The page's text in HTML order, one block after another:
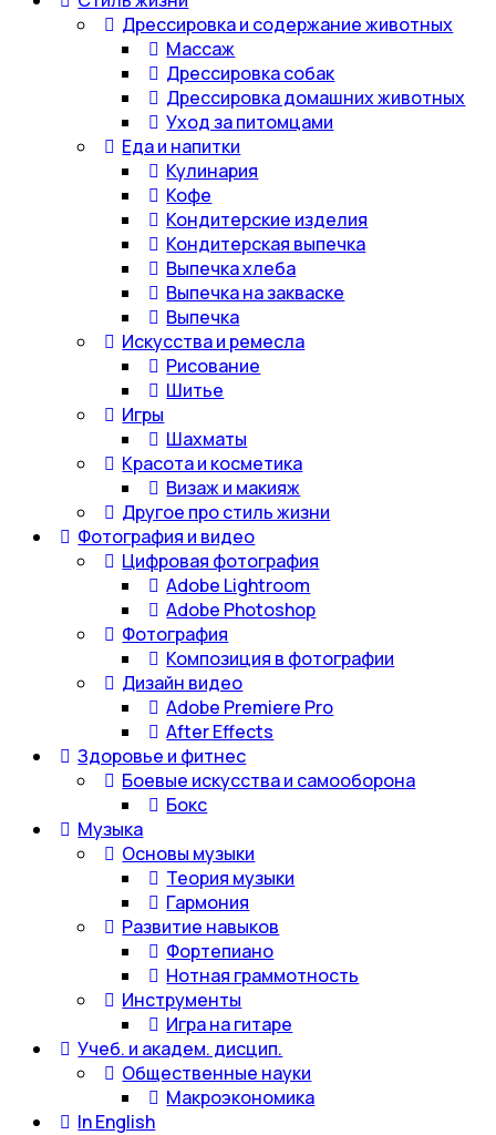
Дрессировка и содержание животных
Массаж
Дрессировка собак
Дрессировка домашних животных
Уход за питомцами
Еда и напитки
Кулинария
Кофе
Кондитерские изделия
Кондитерская выпечка
Выпечка хлеба
Выпечка на закваске
Выпечка
Искусства и ремесла
Рисование
Шитье
Игры
Шахматы
Красота и косметика
Визаж и макияж
Другое про стиль жизни
Фотография и видео
Цифровая фотография
Adobe Lightroom
Adobe Photoshop
Фотография
Композиция в фотографии
Дизайн видео
Adobe Premiere Pro
After Effects
Здоровье и фитнес
Боевые искусства и самооборона
Бокс
Музыка
Основы музыки
Теория музыки
Гармония
Развитие навыков
Фортепиано
Нотная граммотность
Инструменты
Игра на гитаре
Учеб. и академ. дисцип.
Общественные науки
Макроэкономика
In English